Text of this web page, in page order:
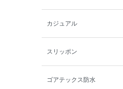
カジュアル
スリッポン
ゴアテックス防水